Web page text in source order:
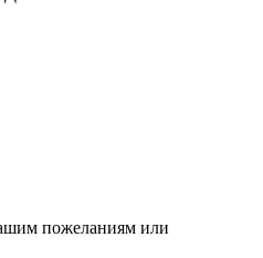
пожеланиям или